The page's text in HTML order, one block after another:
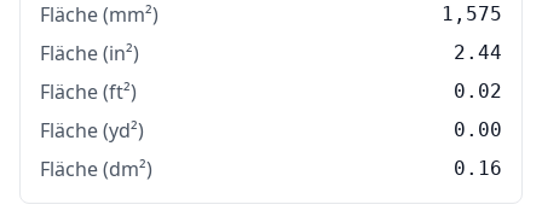
Fläche (mm²) 1,575
Fläche (in²) 2.44
Fläche (ft²) 0.02
Fläche (yd²) 0.00
Fläche (dm²) 0.16